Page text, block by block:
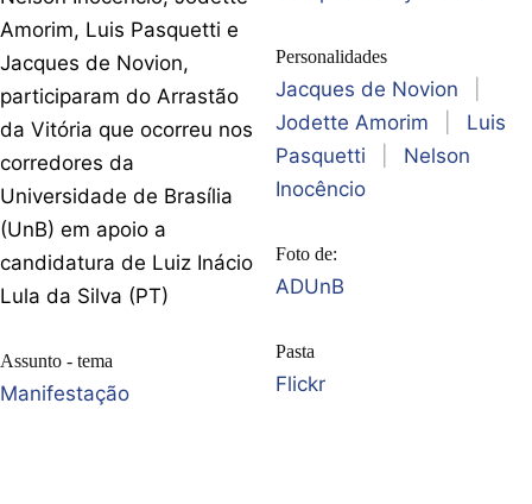
Amorim, Luis Pasquetti e
Jacques de Novion,
participaram do Arrastão
da Vitória que ocorreu nos
corredores da
Universidade de Brasília
(UnB) em apoio a
candidatura de Luiz Inácio
Lula da Silva (PT)
Assunto - tema
Manifestação
Personalidades
Jacques de Novion
Jodette Amorim
Luis
Pasquetti
Nelson
Inocêncio
Foto de:
ADUnB
Pasta
Flickr